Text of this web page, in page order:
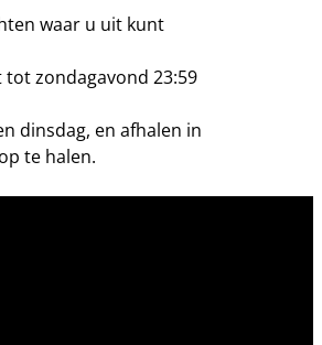
waar u uit kunt
zondagavond 23:59
dinsdag, en afhalen in
te halen.